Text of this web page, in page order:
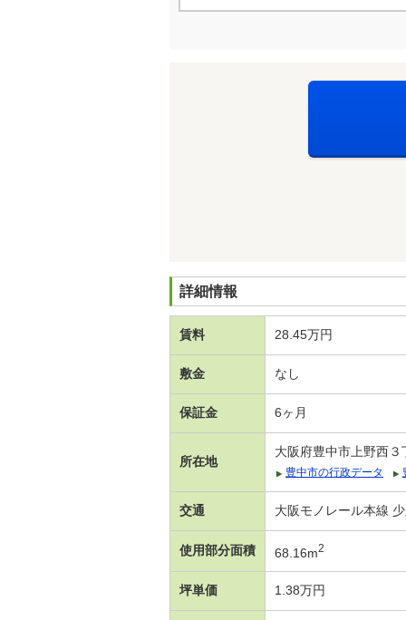
詳細情報
賃料 28.45万円
敷金 なし
保証金 6ヶ月
所在地
大阪府豊中市上野西３
豊中市の行政データ
交通 大阪モノレール本線
使用部分面積 68.16m2
坪単価 1.38万円